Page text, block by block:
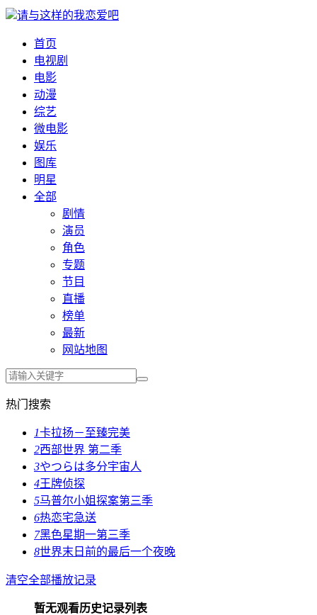
请与这样的我恋爱吧
首页
电视剧
电影
动漫
综艺
微电影
娱乐
图库
明星
全部
剧情
演员
角色
专题
节目
直播
榜单
最新
网站地图
热门搜索
1卡拉扬－至臻完美
2西部世界 第二季
3やつらは多分宇宙人
4王牌侦探
5马普尔小姐探案第三季
6热恋宅急送
7黑色星期一第三季
8世界末日前的最后一个夜晚
清空全部播放记录
暂无观看历史记录列表